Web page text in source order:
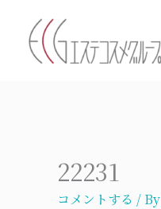
22231
コメントする / By